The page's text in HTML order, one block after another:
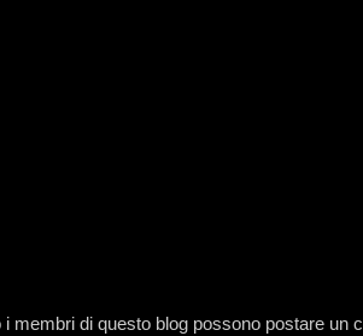
i membri di questo blog possono postare un